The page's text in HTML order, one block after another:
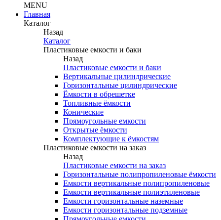
MENU
Главная
Каталог
Назад
Каталог
Пластиковые емкости и баки
Назад
Пластиковые емкости и баки
Вертикальные цилиндрические
Горизонтальные цилиндрические
Ёмкости в обрешетке
Топливные ёмкости
Конические
Прямоугольные емкости
Открытые ёмкости
Комплектующие к ёмкостям
Пластиковые емкости на заказ
Назад
Пластиковые емкости на заказ
Горизонтальные полипропиленовые ёмкости
Емкости вертикальные полипропиленовые
Емкости вертикальные полиэтиленовые
Емкости горизонтальные наземные
Емкости горизонтальные подземные